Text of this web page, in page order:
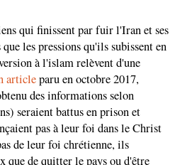
qui finissent par fuir l'Iran et ses
les pressions qu'ils subissent en
à l'islam relèvent d'une
articleparu en octobre 2017,
des informations selon
seraient battus en prison et
pas à leur foi dans le Christ
de leur foi chrétienne, ils
que de quitter le pays ou d'être